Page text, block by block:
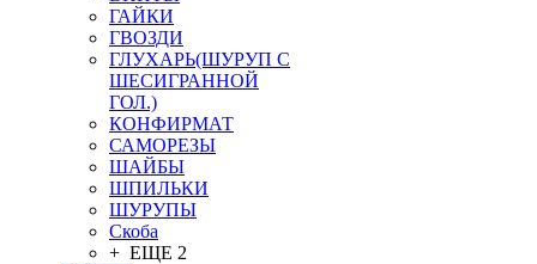
ГАЙКИ
ГВОЗДИ
ГЛУХАРЬ(ШУРУП С
ШЕСИГРАННОЙ
ГОЛ.)
КОНФИРМАТ
САМОРЕЗЫ
ШАЙБЫ
ШПИЛЬКИ
ШУРУПЫ
Скоба
+ ЕЩЕ 2